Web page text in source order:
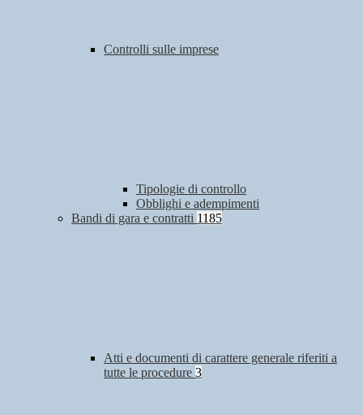
Controlli sulle imprese
Tipologie di controllo
Obblighi e adempimenti
Bandi di gara e contratti 1185
Atti e documenti di carattere generale riferiti a
tutte le procedure 3